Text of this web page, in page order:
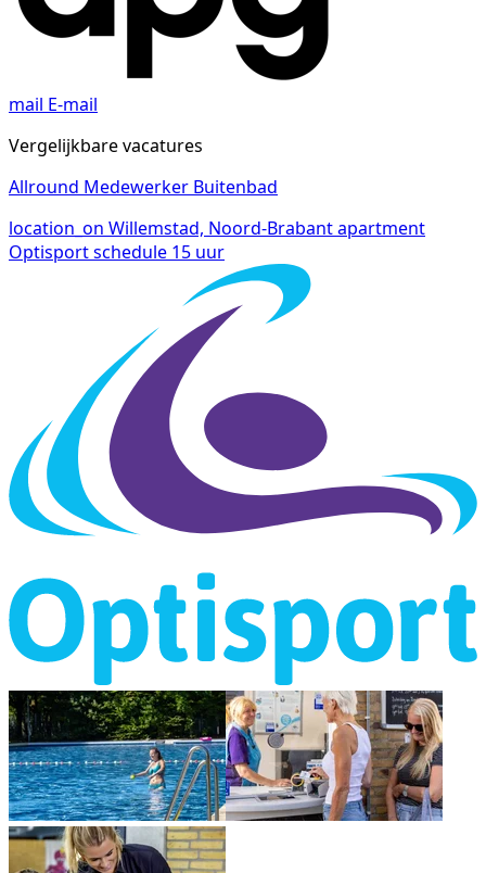
mail E-mail
Vergelijkbare vacatures
Allround Medewerker Buitenbad
location_on Willemstad, Noord-Brabantapartment
Optisportschedule 15 uur